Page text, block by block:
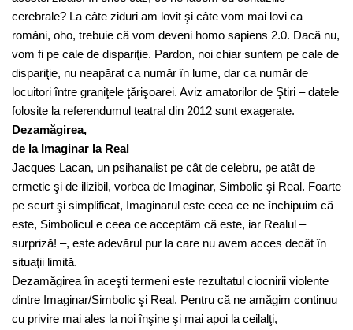
cerebrale? La câte ziduri am lovit şi câte vom mai lovi ca
români, oho, trebuie că vom deveni homo sapiens 2.0. Dacă nu,
vom fi pe cale de dispariţie. Pardon, noi chiar suntem pe cale de
dispariţie, nu neapărat ca număr în lume, dar ca număr de
locuitori între graniţele ţărişoarei. Aviz amatorilor de Ştiri – datele
folosite la referendumul teatral din 2012 sunt exagerate.
Dezamăgirea,
de la Imaginar la Real
Jacques Lacan, un psihanalist pe cât de celebru, pe atât de
ermetic şi de ilizibil, vorbea de Imaginar, Simbolic şi Real. Foarte
pe scurt şi simplificat, Imaginarul este ceea ce ne închipuim că
este, Simbolicul e ceea ce acceptăm că este, iar Realul –
surpriză! –, este adevărul pur la care nu avem acces decât în
situaţii limită.
Dezamăgirea în aceşti termeni este rezultatul ciocnirii violente
dintre Imaginar/Simbolic şi Real. Pentru că ne amăgim continuu
cu privire mai ales la noi înşine şi mai apoi la ceilalţi,